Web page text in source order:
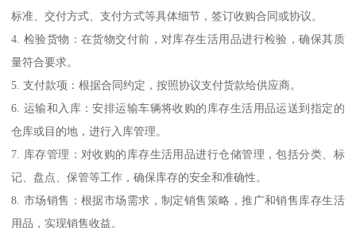
标准、交付方式、支付方式等具体细节，签订收购合同或协议。
4. 检验货物：在货物交付前，对库存生活用品进行检验，确保其质
量符合要求。
5. 支付款项：根据合同约定，按照协议支付货款给供应商。
6. 运输和入库：安排运输车辆将收购的库存生活用品运送到指定的
仓库或目的地，进行入库管理。
7. 库存管理：对收购的库存生活用品进行仓储管理，包括分类、标
记、盘点、保管等工作，确保库存的安全和准确性。
8. 市场销售：根据市场需求，制定销售策略，推广和销售库存生活
用品，实现销售收益。